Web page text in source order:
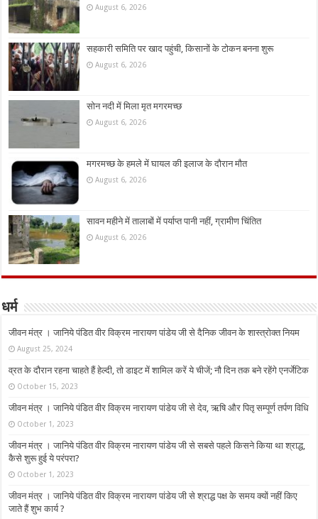
August 6, 2026
सहकारी समिति पर खाद पहुंची, किसानों के टोकन बनना शुरू
August 6, 2026
सोन नदी में मिला मृत मगरमच्छ
August 6, 2026
मगरमच्छ के हमले में घायल की इलाज के दौरान मौत
August 6, 2026
सावन महीने में तालाबों में पर्याप्त पानी नहीं, ग्रामीण चिंतित
August 6, 2026
धर्म
जीवन मंत्र । जानिये पंडित वीर विक्रम नारायण पांडेय जी से दैनिक जीवन के शास्त्रोक्त नियम
August 25, 2024
व्रत के दौरान रहना चाहते हैं हेल्दी, तो डाइट में शामिल करें ये चीजें; नौ दिन तक बने रहेंगे एनर्जेटिक
October 15, 2023
जीवन मंत्र । जानिये पंडित वीर विक्रम नारायण पांडेय जी से देव, ऋषि और पितृ सम्पूर्ण तर्पण विधि
October 1, 2023
जीवन मंत्र । जानिये पंडित वीर विक्रम नारायण पांडेय जी से सबसे पहले किसने किया था श्राद्ध,
कैसे शुरू हुई ये परंपरा?
October 1, 2023
जीवन मंत्र । जानिये पंडित वीर विक्रम नारायण पांडेय जी से श्राद्ध पक्ष के समय क्यों नहीं किए
जाते हैं शुभ कार्य ?